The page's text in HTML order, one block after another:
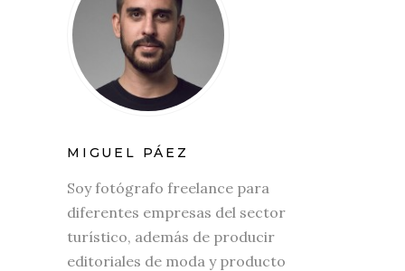
MIGUEL PÁEZ
Soy fotógrafo freelance para
diferentes empresas del sector
turístico, además de producir
editoriales de moda y producto